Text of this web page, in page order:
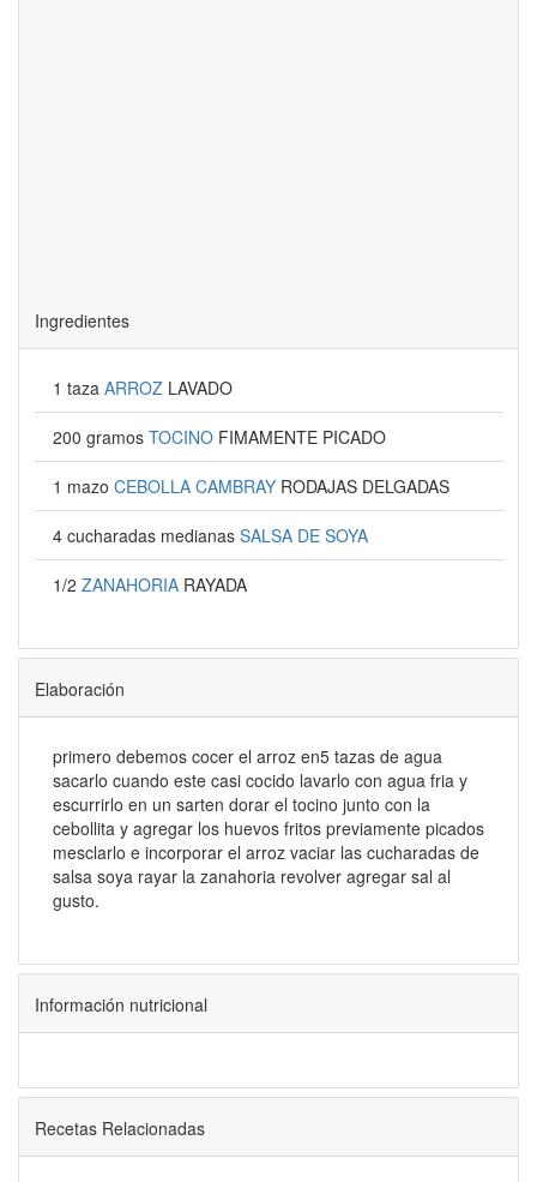
Ingredientes
1 taza ARROZ LAVADO
200 gramos TOCINO FIMAMENTE PICADO
1 mazo CEBOLLA CAMBRAY RODAJAS DELGADAS
4 cucharadas medianas SALSA DE SOYA
1/2 ZANAHORIA RAYADA
Elaboración
primero debemos cocer el arroz en5 tazas de agua
sacarlo cuando este casi cocido lavarlo con agua fria y
escurrirlo en un sarten dorar el tocino junto con la
cebollita y agregar los huevos fritos previamente picados
mesclarlo e incorporar el arroz vaciar las cucharadas de
salsa soya rayar la zanahoria revolver agregar sal al
gusto.
Información nutricional
Recetas Relacionadas